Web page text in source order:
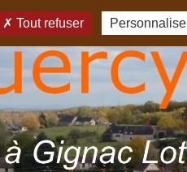
Tout refuser